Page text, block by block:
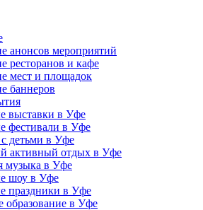
анонсов мероприятий
ресторанов и кафе
мест и площадок
баннеров
выставки в Уфе
фестивали в Уфе
детьми в Уфе
активный отдых в Уфе
музыка в Уфе
шоу в Уфе
праздники в Уфе
образование в Уфе